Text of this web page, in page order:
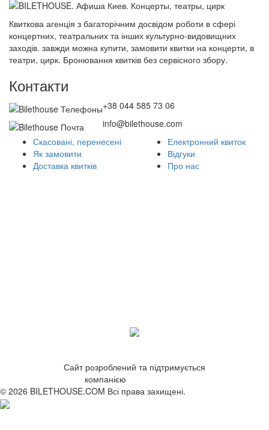
Квиткова агенція з багаторічним досвідом роботи в сфері
концертних, театральних та інших культурно-видовищних
заходів. завжди можна купити, замовити квитки на концерти, в
театри, цирк. Бронювання квитків без сервісного збору.
Контакти
+38 044 585 73 06
info@bilethouse.com
Скасовані, перенесені
Як замовити
Доставка квитків
Електронний квиток
Відгуки
Про нас
Сайт розроблений та підтримується
компанією
© 2026 BILETHOUSE.COM Всі права захищені.